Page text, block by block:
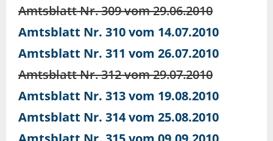
Amtsblatt Nr. 309 vom 29.06.2010
Amtsblatt Nr. 310 vom 14.07.2010
Amtsblatt Nr. 311 vom 26.07.2010
Amtsblatt Nr. 312 vom 29.07.2010
Amtsblatt Nr. 313 vom 19.08.2010
Amtsblatt Nr. 314 vom 25.08.2010